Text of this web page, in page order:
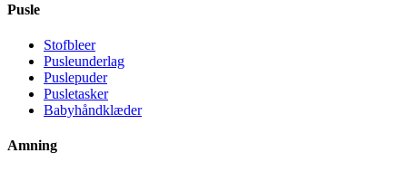
Pusle
Stofbleer
Pusleunderlag
Puslepuder
Pusletasker
Babyhåndklæder
Amning